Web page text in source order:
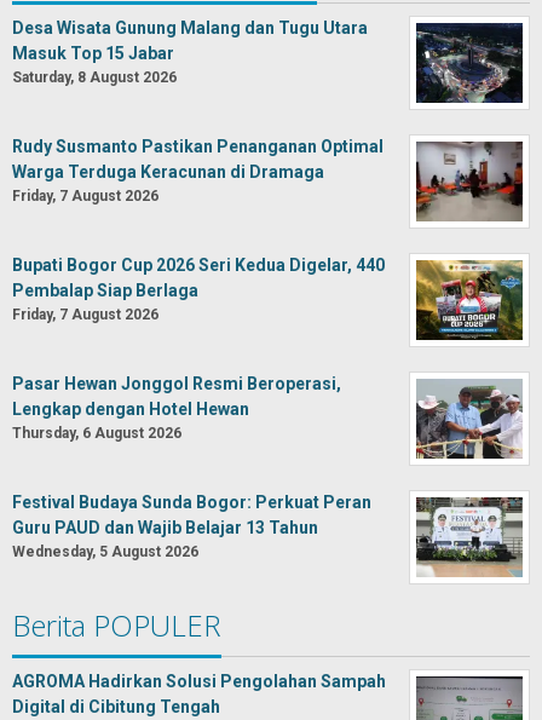
Desa Wisata Gunung Malang dan Tugu Utara
Masuk Top 15 Jabar
Saturday, 8 August 2026
Rudy Susmanto Pastikan Penanganan Optimal
Warga Terduga Keracunan di Dramaga
Friday, 7 August 2026
Bupati Bogor Cup 2026 Seri Kedua Digelar, 440
Pembalap Siap Berlaga
Friday, 7 August 2026
Pasar Hewan Jonggol Resmi Beroperasi,
Lengkap dengan Hotel Hewan
Thursday, 6 August 2026
Festival Budaya Sunda Bogor: Perkuat Peran
Guru PAUD dan Wajib Belajar 13 Tahun
Wednesday, 5 August 2026
Berita POPULER
AGROMA Hadirkan Solusi Pengolahan Sampah
Digital di Cibitung Tengah